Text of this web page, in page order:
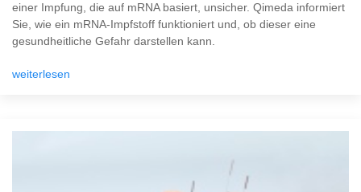
einer Impfung, die auf mRNA basiert, unsicher. Qimeda informiert
Sie, wie ein mRNA-Impfstoff funktioniert und, ob dieser eine
gesundheitliche Gefahr darstellen kann.
weiterlesen